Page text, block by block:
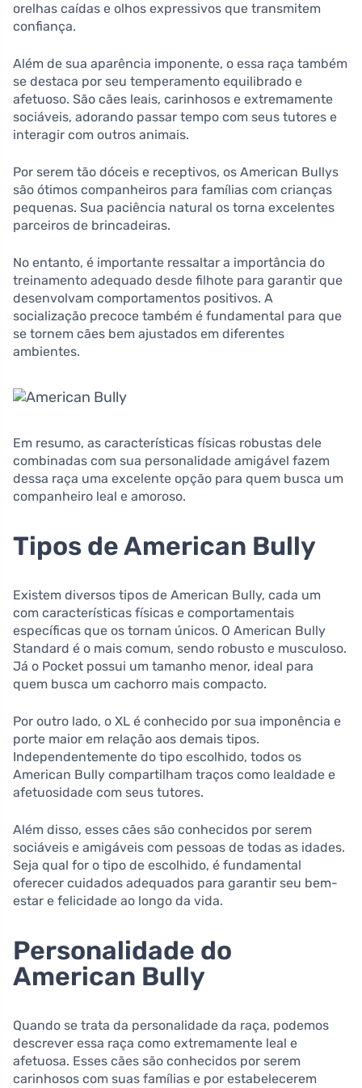
orelhas caídas e olhos expressivos que transmitem
confiança.
Além de sua aparência imponente, o essa raça também
se destaca por seu temperamento equilibrado e
afetuoso. São cães leais, carinhosos e extremamente
sociáveis, adorando passar tempo com seus tutores e
interagir com outros animais.
Por serem tão dóceis e receptivos, os American Bullys
são ótimos companheiros para famílias com crianças
pequenas. Sua paciência natural os torna excelentes
parceiros de brincadeiras.
No entanto, é importante ressaltar a importância do
treinamento adequado desde filhote para garantir que
desenvolvam comportamentos positivos. A
socialização precoce também é fundamental para que
se tornem cães bem ajustados em diferentes
ambientes.
Em resumo, as características físicas robustas dele
combinadas com sua personalidade amigável fazem
dessa raça uma excelente opção para quem busca um
companheiro leal e amoroso.
Tipos de American Bully
Existem diversos tipos de American Bully, cada um
com características físicas e comportamentais
específicas que os tornam únicos. O American Bully
Standard é o mais comum, sendo robusto e musculoso.
Já o Pocket possui um tamanho menor, ideal para
quem busca um cachorro mais compacto.
Por outro lado, o XL é conhecido por sua imponência e
porte maior em relação aos demais tipos.
Independentemente do tipo escolhido, todos os
American Bully compartilham traços como lealdade e
afetuosidade com seus tutores.
Além disso, esses cães são conhecidos por serem
sociáveis e amigáveis com pessoas de todas as idades.
Seja qual for o tipo de escolhido, é fundamental
oferecer cuidados adequados para garantir seu bem-
estar e felicidade ao longo da vida.
Personalidade do
American Bully
Quando se trata da personalidade da raça, podemos
descrever essa raça como extremamente leal e
afetuosa. Esses cães são conhecidos por serem
carinhosos com suas famílias e por estabelecerem